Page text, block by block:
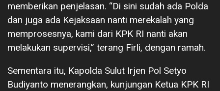
memberikan penjelasan. “Di sini sudah ada Polda
dan juga ada Kejaksaan nanti merekalah yang
memprosesnya, kami dari KPK RI nanti akan
melakukan supervisi,” terang Firli, dengan ramah.
Sementara itu, Kapolda Sulut Irjen Pol Setyo
Budiyanto menerangkan, kunjungan Ketua KPK RI